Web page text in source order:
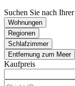
Suchen Sie nach Ihrer
Wohnungen
Regionen
Schlafzimmer
Entfernung zum Meer
Kaufpreis